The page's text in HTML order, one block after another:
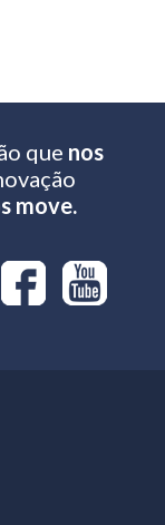
que nos
move.